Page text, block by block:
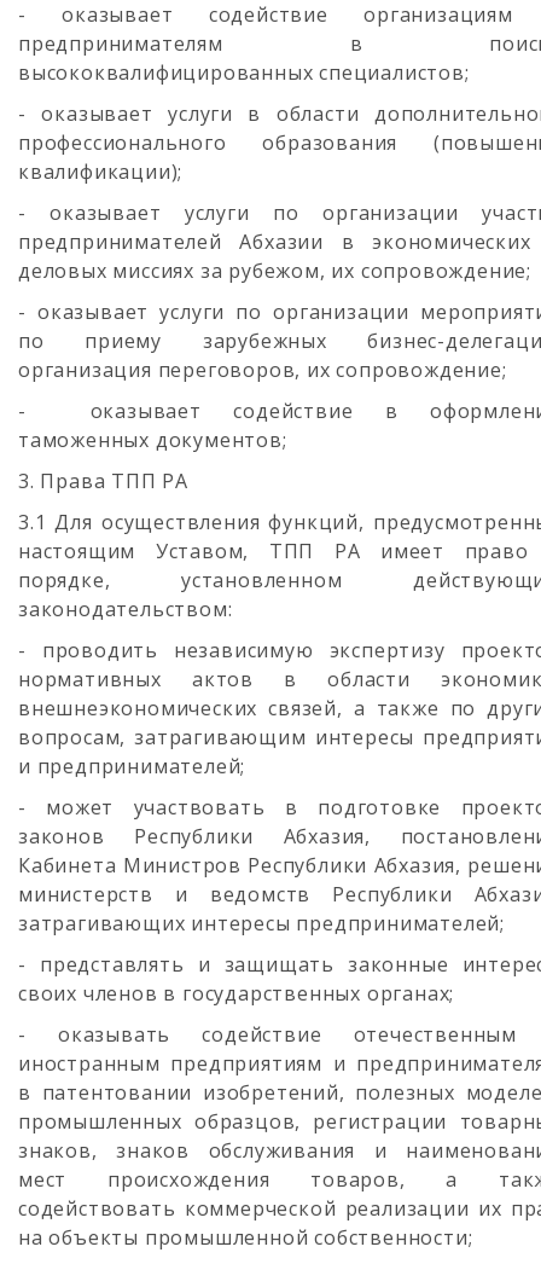
- оказывает содействие
предпринимателям в
высококвалифицированных специалистов;
- оказывает услуги в области
профессионального образования
квалификации);
- оказывает услуги по организации
предпринимателей Абхазии в
деловых миссиях за рубежом, их сопровождение;
- оказывает услуги по организации
по приему зарубежных бизнес-
организация переговоров, их сопровождение;
- оказывает содействие в
таможенных документов;
3. Права ТПП РА
3.1 Для осуществления функций,
настоящим Уставом, ТПП РА имеет
порядке, установленном
законодательством:
- проводить независимую экспертизу
нормативных актов в области
внешнеэкономических связей, а также по
вопросам, затрагивающим интересы
и предпринимателей;
- может участвовать в подготовке
законов Республики Абхазия,
Кабинета Министров Республики Абхазия,
министерств и ведомств Республики
затрагивающих интересы предпринимателей;
- представлять и защищать законные
своих членов в государственных органах;
- оказывать содействие
иностранным предприятиям и
в патентовании изобретений, полезных
промышленных образцов, регистрации
знаков, знаков обслуживания и
мест происхождения товаров, а
содействовать коммерческой реализации их
на объекты промышленной собственности;